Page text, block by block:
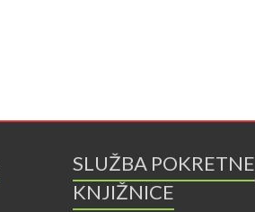
SLUŽBA POKRETNE
KNJIŽNICE